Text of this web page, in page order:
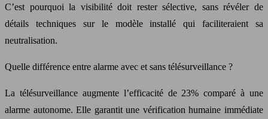
C’est pourquoi la visibilité doit rester sélective, sans révéler de
détails techniques sur le modèle installé qui faciliteraient sa
neutralisation.
Quelle différence entre alarme avec et sans télésurveillance ?
La télésurveillance augmente l’efficacité de 23% comparé à une
alarme autonome. Elle garantit une vérification humaine immédiate